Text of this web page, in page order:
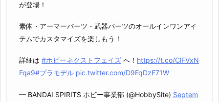
が登場！
素体・アーマーパーツ・武器パーツのオールインワンアイ
テムでカスタマイズを楽しもう！
詳細は #ホビーネクストフェイズ へ！ https://t.co/ClFVxN
Fqa9#プラモデル pic.twitter.com/D9FqDzF71W
— BANDAI SPIRITS ホビー事業部 (@HobbySite) Septem